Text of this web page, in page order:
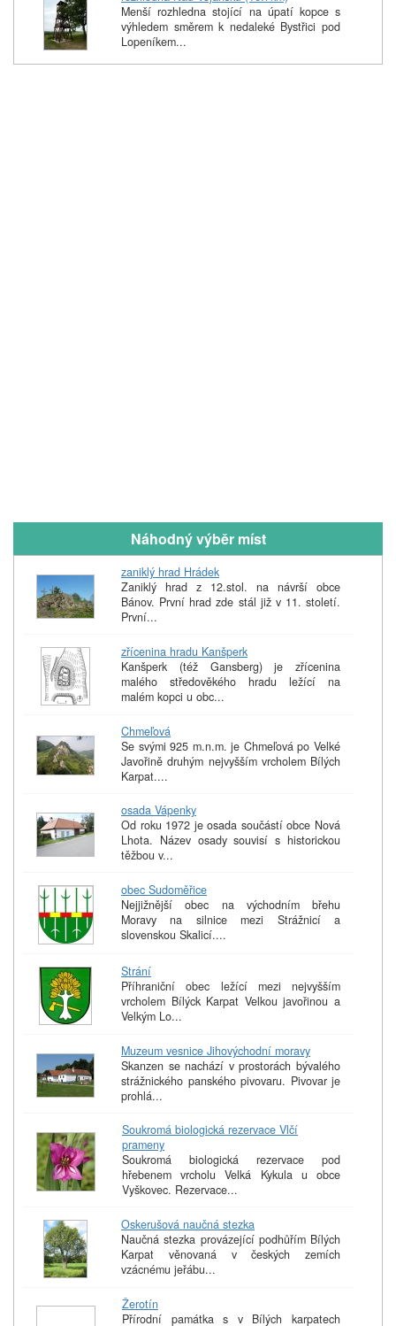
Menší rozhledna stojící na úpatí kopce s
výhledem směrem k nedaleké Bystřici pod
Lopeníkem...
Náhodný výběr míst
zaniklý hrad Hrádek
Zaniklý hrad z 12.stol. na návrší obce
Bánov. První hrad zde stál již v 11. století.
První...
zřícenina hradu Kanšperk
Kanšperk (též Gansberg) je zřícenina
malého středověkého hradu ležící na
malém kopci u obc...
Chmeľová
Se svými 925 m.n.m. je Chmeľová po Velké
Javořině druhým nejvyšším vrcholem Bílých
Karpat....
osada Vápenky
Od roku 1972 je osada součástí obce Nová
Lhota. Název osady souvisí s historickou
těžbou v...
obec Sudoměřice
Nejjižnější obec na východním břehu
Moravy na silnice mezi Strážnicí a
slovenskou Skalicí....
Strání
Příhraniční obec ležící mezi nejvyšším
vrcholem Bílýck Karpat Velkou javořinou a
Velkým Lo...
Muzeum vesnice Jihovýchodní moravy
Skanzen se nachází v prostorách bývalého
strážnického panského pivovaru. Pivovar je
prohlá...
Soukromá biologická rezervace Vlčí
prameny
Soukromá biologická rezervace pod
hřebenem vrcholu Velká Kykula u obce
Vyškovec. Rezervace...
Oskerušová naučná stezka
Naučná stezka provázející podhůřím Bílých
Karpat věnovaná v českých zemích
vzácnému jeřábu...
Žerotín
Přírodní památka s v Bílých karpatech